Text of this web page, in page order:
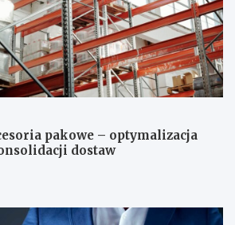
pakowe – optymalizacja
dostaw